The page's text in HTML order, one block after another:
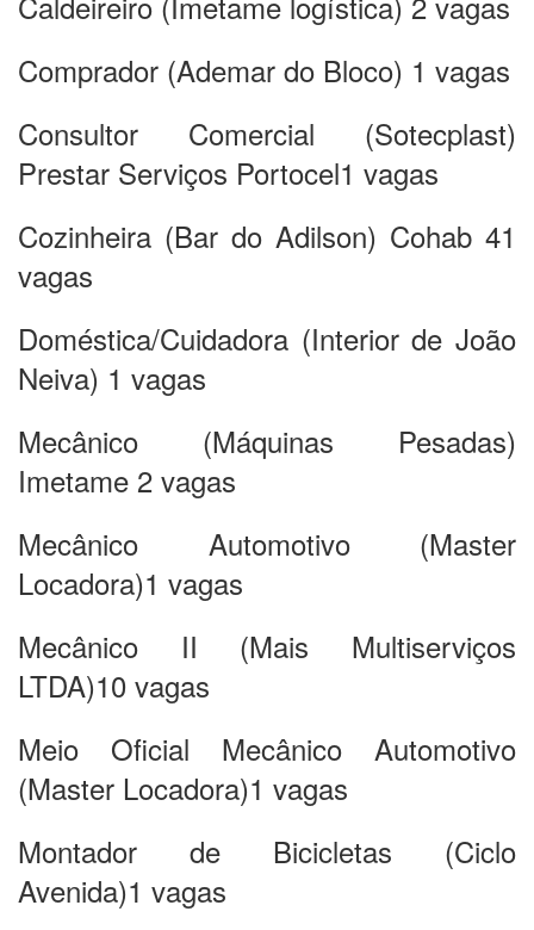
Comprador (Ademar do Bloco) 1 vagas
Consultor Comercial (Sotecplast)
Prestar Serviços Portocel1 vagas
Cozinheira (Bar do Adilson) Cohab 41
vagas
Doméstica/Cuidadora (Interior de João
Neiva) 1 vagas
Mecânico (Máquinas Pesadas)
Imetame 2 vagas
Mecânico Automotivo (Master
Locadora)1 vagas
Mecânico II (Mais Multiserviços
LTDA)10 vagas
Meio Oficial Mecânico Automotivo
(Master Locadora)1 vagas
Montador de Bicicletas (Ciclo
Avenida)1 vagas